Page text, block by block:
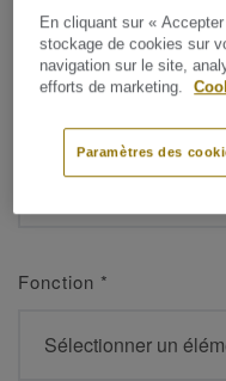
Nom de famille*
Fonction *
En cliquant sur «
stockage de cookies sur
navigation sur le site,
efforts de marketing.
Paramètres des